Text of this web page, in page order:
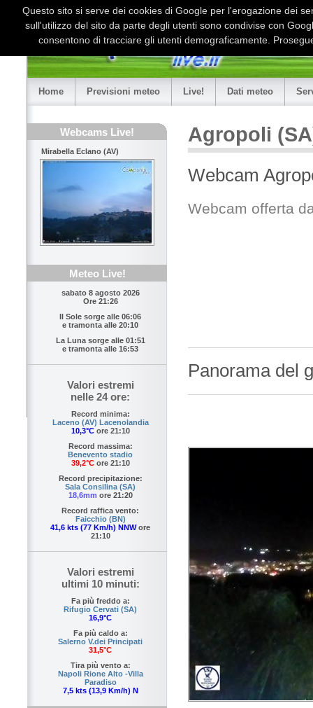
Home Previsioni meteo Live! Dati meteo
Webcams Live!
Mirabella Eclano (AV)
Meteo Live!
sabato 8 agosto 2026
Ore 21:26
Il Sole sorge alle 06:06
e tramonta alle 20:10
La Luna sorge alle 01:51
e tramonta alle 16:53
Valori estremi
nelle 24 ore:
Record minima:
Laceno (AV) Lacenolandia
10,3°Core 21:10
Record massima:
Benevento stadio
39,2°Core 21:10
Record precipitazione:
Sala Consilina (SA)
18,6mm ore 21:20
Record raffica vento:
Faicchio (BN)
41,6 kts (77 Km/h) NNWore
21:10
Valori estremi
ultimi 10 minuti:
Fa più freddo a:
Rifugio Cervati (SA)
16,9°C
Fa più caldo a:
Salerno V.dei Principati
31,5°C
Tira più vento a:
Napoli Rione Alto -Villa
Paradiso
7,5 kts (13,9 Km/h) N
Agropoli
Webcam
Webcam offerta
Panorama del
Questo sito si serve dei cookies di Google per l'erogazione dei
sull'utilizzo del sito da parte degli utenti sono condivise con
consentono di tracciare gli utenti demograficamente.